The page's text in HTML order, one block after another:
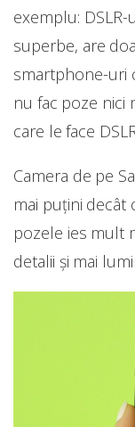
exemplu:
superbe, are
smartphone-uri
nu fac poze nici
care le face
Camera de pe
mai puțini decât
pozele ies mult
detalii și mai